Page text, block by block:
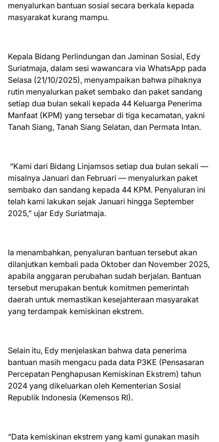
menyalurkan bantuan sosial secara berkala kepada
masyarakat kurang mampu.
Kepala Bidang Perlindungan dan Jaminan Sosial, Edy
Suriatmaja, dalam sesi wawancara via WhatsApp pada
Selasa (21/10/2025), menyampaikan bahwa pihaknya
rutin menyalurkan paket sembako dan paket sandang
setiap dua bulan sekali kepada 44 Keluarga Penerima
Manfaat (KPM) yang tersebar di tiga kecamatan, yakni
Tanah Siang, Tanah Siang Selatan, dan Permata Intan.
“Kami dari Bidang Linjamsos setiap dua bulan sekali —
misalnya Januari dan Februari — menyalurkan paket
sembako dan sandang kepada 44 KPM. Penyaluran ini
telah kami lakukan sejak Januari hingga September
2025,” ujar Edy Suriatmaja.
Ia menambahkan, penyaluran bantuan tersebut akan
dilanjutkan kembali pada Oktober dan November 2025,
apabila anggaran perubahan sudah berjalan. Bantuan
tersebut merupakan bentuk komitmen pemerintah
daerah untuk memastikan kesejahteraan masyarakat
yang terdampak kemiskinan ekstrem.
Selain itu, Edy menjelaskan bahwa data penerima
bantuan masih mengacu pada data P3KE (Pensasaran
Percepatan Penghapusan Kemiskinan Ekstrem) tahun
2024 yang dikeluarkan oleh Kementerian Sosial
Republik Indonesia (Kemensos RI).
“Data kemiskinan ekstrem yang kami gunakan masih